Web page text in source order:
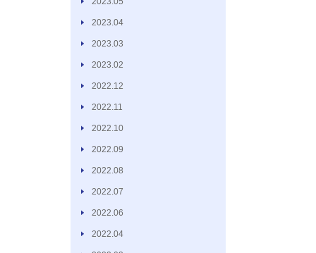
2023.04
2023.03
2023.02
2022.12
2022.11
2022.10
2022.09
2022.08
2022.07
2022.06
2022.04